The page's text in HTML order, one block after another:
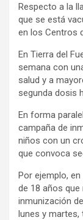
Respecto a la
que se está
en los Centros
En Tierra del
semana con
salud y a
segunda dosis
En forma
campaña de
niños con un
que convoca
Por ejemplo,
de 18 años
inmunización
lunes y martes,